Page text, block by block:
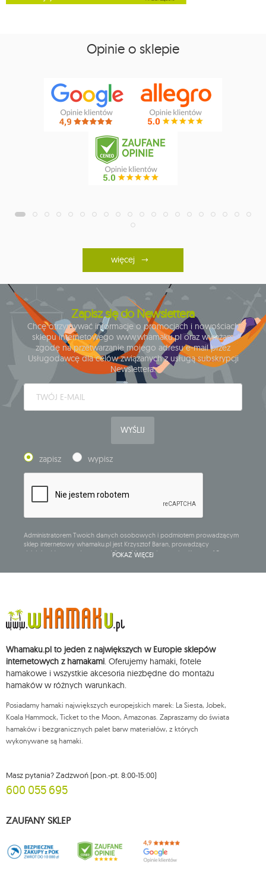
Opinie o sklepie
więcej
Zapisz się do Newslettera
Chcę otrzymywać informacje o promocjach i nowościach
sklepu internetowego www.whamaku.pl oraz wyrażam
zgodę na przetwarzanie mojego adresu e-mail przez
Usługodawcę dla celów związanych z usługą subskrypcji
Newslettera.
WYŚLIJ
zapisz wypisz
Administratorem Twoich danych osobowych i podmiotem prowadzącym
sklep internetowy whamaku.pl jest Krzysztof Baran, prowadzący
działalność gospodarczą pod firmą: Mouton Interactive Krzysztof Baran
Dane będą przetwarzane w celu wysyłki newslettera i przechowywane do
chwili rezygnacji z subskrypcji.
Przysługuje Ci prawo do żądania dostępu do swoich danych osobowych,
sprzeciwu wobec przetwarzania swoich danych oraz prawo do
wniesienia skargi do organu nadzorczego oraz cofnięcia zgody w
dowolnym momencie bez wpływu na zgodność z prawem przetwarzania,
którego dokonano na podstawie zgody przed jej cofnięciem. W tym celu
możesz kontaktować się z działem obsługi klienta Mouton Interactive pod
Więcej informacji: www.mouton.pl/ODO
POKAŻ WIĘCEJ
Whamaku.pl to jeden z największych w Europie sklepów
internetowych z hamakami. Oferujemy hamaki, fotele
hamakowe i wszystkie akcesoria niezbędne do montażu
hamaków w różnych warunkach.
Posiadamy hamaki największych europejskich marek: La Siesta, Jobek,
Koala Hammock, Ticket to the Moon, Amazonas. Zapraszamy do świata
hamaków i bezgranicznych palet barw materiałów, z których
wykonywane są hamaki.
Masz pytania? Zadzwoń (pon.-pt. 8:00-15:00)
600 055 695
ZAUFANY SKLEP